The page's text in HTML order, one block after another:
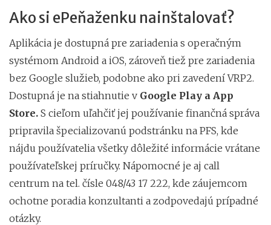
Ako si ePeňaženku nainštalovať?
Aplikácia je dostupná pre zariadenia s operačným
systémom Android a iOS, zároveň tiež pre zariadenia
bez Google služieb, podobne ako pri zavedení VRP2.
Dostupná je na stiahnutie v Google Play a App
Store. S cieľom uľahčiť jej používanie finančná správa
pripravila špecializovanú podstránku na PFS, kde
nájdu používatelia všetky dôležité informácie vrátane
používateľskej príručky. Nápomocné je aj call
centrum na tel. čísle 048/43 17 222, kde záujemcom
ochotne poradia konzultanti a zodpovedajú prípadné
otázky.